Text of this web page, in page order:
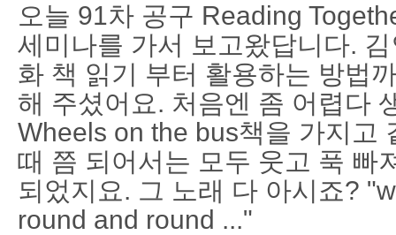
오늘 91차 공구 Reading
세미나를 가서 보고왔답니다.
화 책 읽기 부터 활용하는 방법
해 주셨어요. 처음엔 좀 어렵다
Wheels on the bus책을 가지고
때 쯤 되어서는 모두 웃고 푹 빠
되었지요. 그 노래 다 아시죠?
round and round ..."